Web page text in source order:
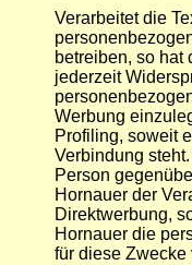
Verarbeitet die
betreiben, so hat
jederzeit
Werbung
Profiling, soweit
Verbindung
Person
Hornauer der
Direktwerbung,
Hornauer die
für diese Zwecke